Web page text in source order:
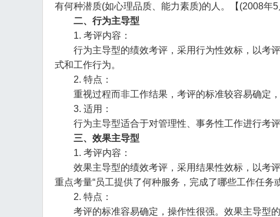
有何种潜质(如心理品质、能力素质)的人。【(2008年5
二、行为主导型
1. 考评内容：
行为主导型的绩效考评，采用行为性效标，以考评
式和工作行为。
2. 特点：
重视过程而非工作结果，考评的标准较容易确定，
3. 适用：
行为主导型适合于对管理性、事务性工作进行考评
三、效果主导型
1. 考评内容：
效果主导型的绩效考评，采用结果性效标，以考评
重点考量“员工提供了何种服务，完成了哪些工作任务
2. 特点：
考评的标准容易确定，操作性很强。效果主导型的